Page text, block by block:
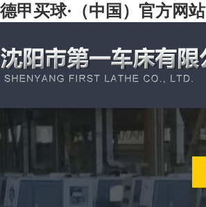
德甲买球·（中国）官方网站